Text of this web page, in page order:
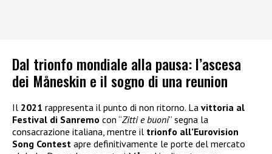
Dal trionfo mondiale alla pausa: l’ascesa
dei Måneskin e il sogno di una reunion
Il 2021 rappresenta il punto di non ritorno. La vittoria al
Festival di Sanremo con “Zitti e buoni” segna la
consacrazione italiana, mentre il trionfo all’Eurovision
Song Contest apre definitivamente le porte del mercato